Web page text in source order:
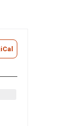
iCal